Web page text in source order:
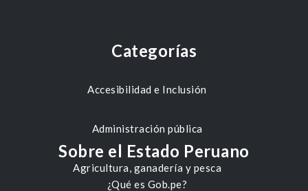
Categorías
Accesibilidad e Inclusión
Administración pública
Agricultura, ganadería y pesca
Sobre el Estado Peruano
¿Qué es Gob.pe?